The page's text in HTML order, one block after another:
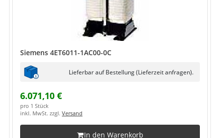
Siemens 4ET6011-1AC00-0C
Lieferbar auf Bestellung (Lieferzeit anfragen).
6.071,10 €
pro 1 Stück
inkl. MwSt. zzgl. Versand
In den Warenkorb